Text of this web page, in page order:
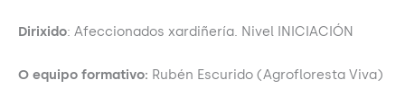
Dirixido: Afeccionados xardiñería. Nivel INICIACIÓN
O equipo formativo: Rubén Escurido (Agrofloresta Viva)